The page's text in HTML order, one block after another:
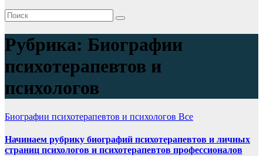
Рубрика: Биографии
психотерапевтов и
психологов
Биографии психотерапевтов и психологов Все
Начинаем рубрику биографий психотерапевтов и личных
страниц психологов и психотерапевтов профессионалов